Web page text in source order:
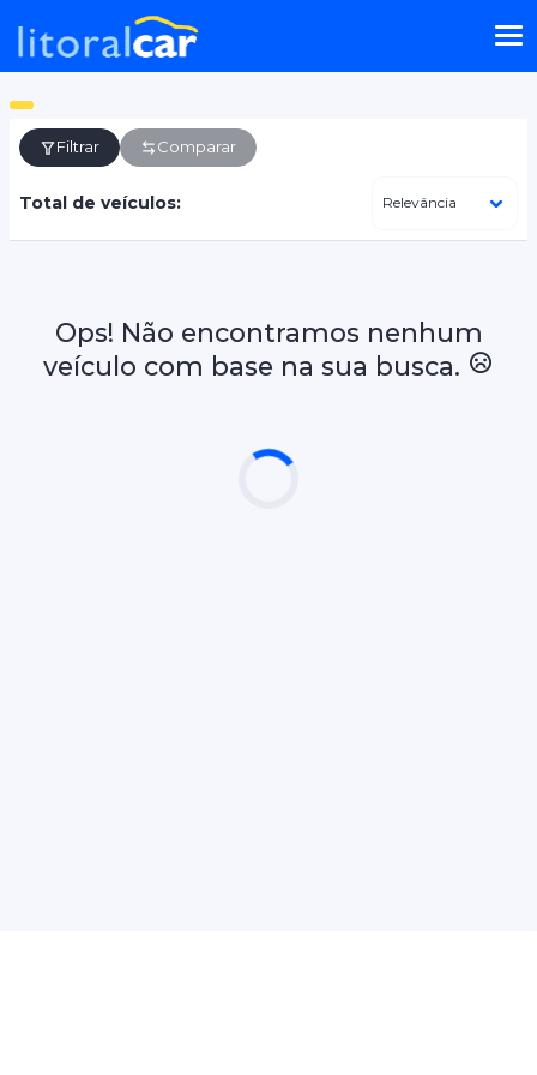
Filtrar Comparar
Total de veículos:
Ops! Não encontramos nenhum
veículo com base na sua busca.